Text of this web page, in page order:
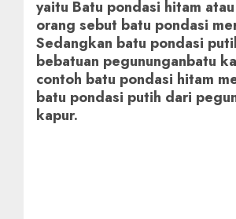
yaitu Batu pondasi hitam
orang sebut batu pondasi
Sedangkan batu pondasi
bebatuan pegununganbatu
contoh batu pondasi hitam
batu pondasi putih dari
kapur.